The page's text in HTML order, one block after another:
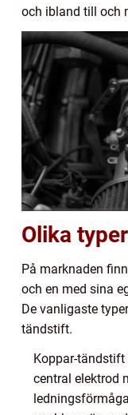
och ibland till och
Olika
På marknaden
och en med sina
De vanligaste
tändstift.
Koppar-tändstift
central elektrod